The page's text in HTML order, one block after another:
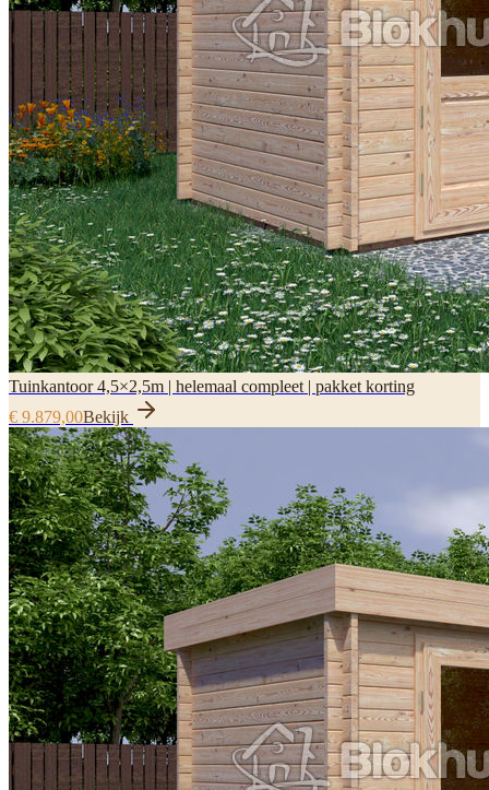
Tuinkantoor 4,5×2,5m | helemaal compleet | pakket korting
€ 9.879,00Bekijk